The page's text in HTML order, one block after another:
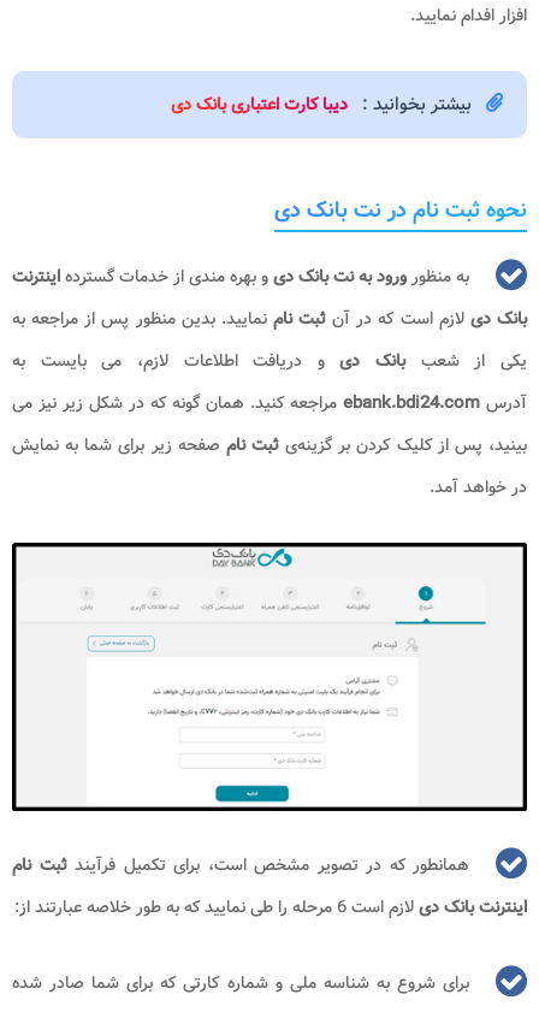
افزار افدام نمایید.
بیشتر بخوانید : دیبا کارت اعتباری بانک دی
نحوه ثبت نام در نت بانک دی
به منظورورود به نت بانک دیو بهره مندی از خدمات گستردهاینترنت
بانک دی لازم است که در آن ثبت نامنمایید. بدین منظور پس از مراجعه به
یکی از شعببانک دیو دریافت اطلاعات لازم، می‌ بایست به
آدرس ebank.bdi24.com مراجعه کنید. همان گونه که در شکل زیر نیز می
‌بینید، پس از کلیک کردن بر گزینه‌ی ثبت نام صفحه‌ زیر برای شما به نمایش
در خواهد آمد.
همانطور که در تصویر مشخص است، برای تکمیل فرآیند ثبت نام
اینترنت بانک دیلازم است 6 مرحله را طی نمایید که به طور خلاصه عبارتند از:
برای شروع به شناسه ملی و شماره کارتی که برای شما صادر شده